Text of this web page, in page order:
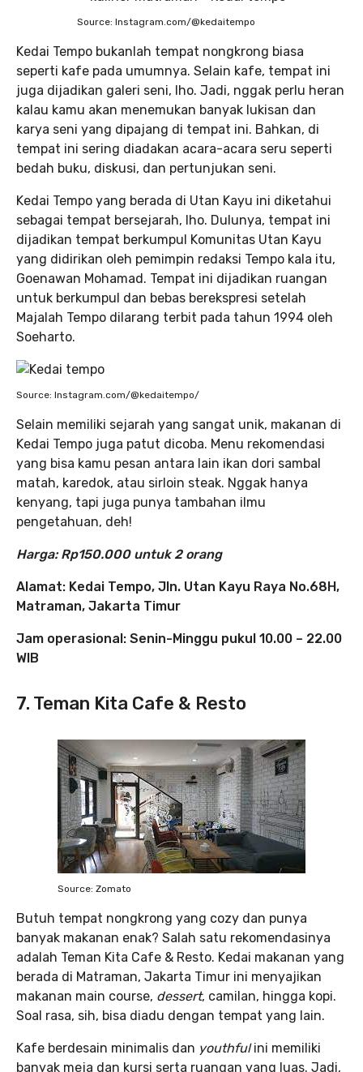
Source: Instagram.com/@kedaitempo
Kedai Tempo bukanlah tempat nongkrong biasa
seperti kafe pada umumnya. Selain kafe, tempat ini
juga dijadikan galeri seni, lho. Jadi, nggak perlu heran
kalau kamu akan menemukan banyak lukisan dan
karya seni yang dipajang di tempat ini. Bahkan, di
tempat ini sering diadakan acara-acara seru seperti
bedah buku, diskusi, dan pertunjukan seni.
Kedai Tempo yang berada di Utan Kayu ini diketahui
sebagai tempat bersejarah, lho. Dulunya, tempat ini
dijadikan tempat berkumpul Komunitas Utan Kayu
yang didirikan oleh pemimpin redaksi Tempo kala itu,
Goenawan Mohamad. Tempat ini dijadikan ruangan
untuk berkumpul dan bebas berekspresi setelah
Majalah Tempo dilarang terbit pada tahun 1994 oleh
Soeharto.
Source: Instagram.com/@kedaitempo/
Selain memiliki sejarah yang sangat unik, makanan di
Kedai Tempo juga patut dicoba. Menu rekomendasi
yang bisa kamu pesan antara lain ikan dori sambal
matah, karedok, atau sirloin steak. Nggak hanya
kenyang, tapi juga punya tambahan ilmu
pengetahuan, deh!
Harga: Rp150.000 untuk 2 orang
Alamat: Kedai Tempo, Jln. Utan Kayu Raya No.68H,
Matraman, Jakarta Timur
Jam operasional: Senin-Minggu pukul 10.00 – 22.00
WIB
7. Teman Kita Cafe & Resto
Source: Zomato
Butuh tempat nongkrong yang cozy dan punya
banyak makanan enak? Salah satu rekomendasinya
adalah Teman Kita Cafe & Resto. Kedai makanan yang
berada di Matraman, Jakarta Timur ini menyajikan
makanan main course, dessert, camilan, hingga kopi.
Soal rasa, sih, bisa diadu dengan tempat yang lain.
Kafe berdesain minimalis dan youthfulini memiliki
banyak meja dan kursi serta ruangan yang luas. Jadi,